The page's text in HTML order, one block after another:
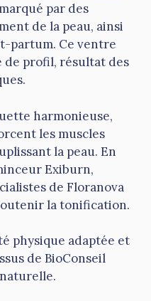
par des
de la peau, ainsi
partum. Ce ventre
de profil, résultat des
harmonieuse,
les muscles
la peau. En
Exiburn,
de Floranova
la tonification.
physique adaptée et
de BioConseil